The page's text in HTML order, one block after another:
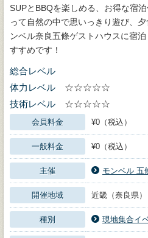
SUPとBBQを楽しめる、お得な宿
って自然の中で思いっきり遊び、
ンベル奈良五條ゲストハウスに宿
すすめです！
総合レベル
体力レベル
☆☆☆☆☆
技術レベル
☆☆☆☆☆
会員料金 ¥0（税込）
一般料金 ¥0（税込）
主催 モンベル 五
開催地域 近畿（奈良県）
種別 現地集合イ